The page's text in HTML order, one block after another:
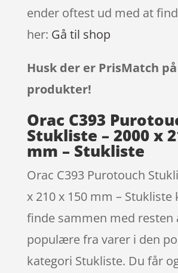
ender oftest ud med at
her: Gå til shop
Husk der er PrisMatch
produkter!
Orac C393
Stukliste – 2000 x
mm – Stukliste
Orac C393 Purotouch
x 210 x 150 mm – Stukliste
finde sammen med resten
populære fra varer i den
kategori Stukliste. Du får